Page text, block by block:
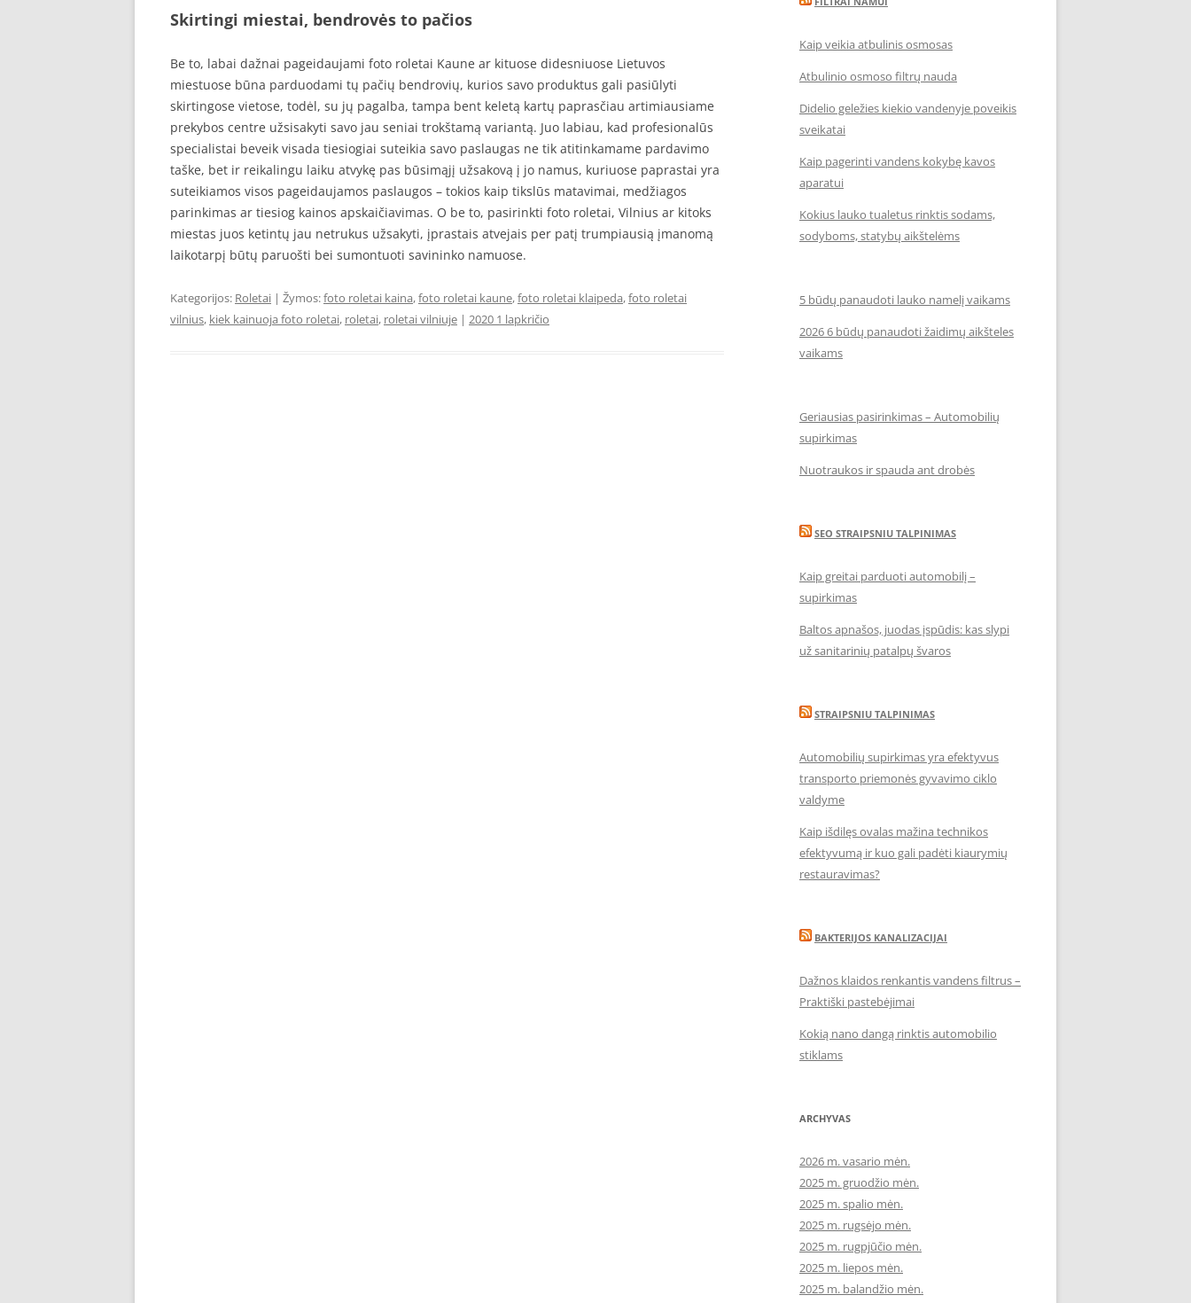
Skirtingi miestai, bendrovės to pačios
Be to, labai dažnai pageidaujami foto roletai Kaune ar kituose didesniuose Lietuvos
miestuose būna parduodami tų pačių bendrovių, kurios savo produktus gali pasiūlyti
skirtingose vietose, todėl, su jų pagalba, tampa bent keletą kartų paprasčiau artimiausiame
prekybos centre užsisakyti savo jau seniai trokštamą variantą. Juo labiau, kad profesionalūs
specialistai beveik visada tiesiogiai suteikia savo paslaugas ne tik atitinkamame pardavimo
taške, bet ir reikalingu laiku atvykę pas būsimąjį užsakovą į jo namus, kuriuose paprastai yra
suteikiamos visos pageidaujamos paslaugos – tokios kaip tikslūs matavimai, medžiagos
parinkimas ar tiesiog kainos apskaičiavimas. O be to, pasirinkti foto roletai, Vilnius ar kitoks
miestas juos ketintų jau netrukus užsakyti, įprastais atvejais per patį trumpiausią įmanomą
laikotarpį būtų paruošti bei sumontuoti savininko namuose.
Kategorijos: Roletai | Žymos:foto roletai kaina,foto roletai kaune,foto roletai klaipeda,foto roletai
vilnius, kiek kainuoja foto roletai, roletai, roletai vilniuje | 2020 1 lapkričio
Kaip veikia atbulinis osmosas
Atbulinio osmoso filtrų nauda
Didelio geležies kiekio vandenyje poveikis
sveikatai
Kaip pagerinti vandens kokybę kavos
aparatui
Kokius lauko tualetus rinktis sodams,
sodyboms, statybų aikštelėms
5 būdų panaudoti lauko namelį vaikams
2026 6 būdų panaudoti žaidimų aikšteles
vaikams
Geriausias pasirinkimas – Automobilių
supirkimas
Nuotraukos ir spauda ant drobės
SEO STRAIPSNIU TALPINIMAS
Kaip greitai parduoti automobilį –
supirkimas
Baltos apnašos, juodas įspūdis: kas slypi
už sanitarinių patalpų švaros
STRAIPSNIU TALPINIMAS
Automobilių supirkimas yra efektyvus
transporto priemonės gyvavimo ciklo
valdyme
Kaip išdilęs ovalas mažina technikos
efektyvumą ir kuo gali padėti kiaurymių
restauravimas?
BAKTERIJOS KANALIZACIJAI
Dažnos klaidos renkantis vandens filtrus –
Praktiški pastebėjimai
Kokią nano dangą rinktis automobilio
stiklams
ARCHYVAS
2026 m. vasario mėn.
2025 m. gruodžio mėn.
2025 m. spalio mėn.
2025 m. rugsėjo mėn.
2025 m. rugpjūčio mėn.
2025 m. liepos mėn.
2025 m. balandžio mėn.